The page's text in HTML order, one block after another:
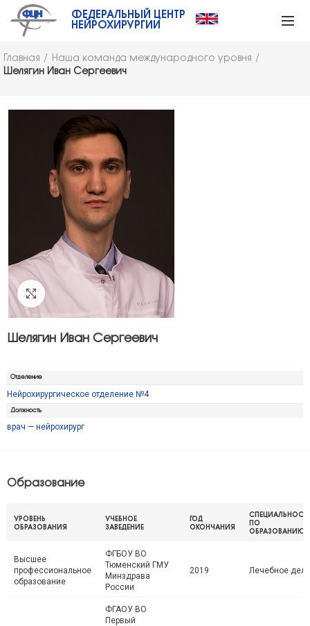
ФЕДЕРАЛЬНЫЙ ЦЕНТР
НЕЙРОХИРУРГИИ
Главная
Наша команда международного уровня
Шелягин Иван Сергеевич
Click to enlarge
Шелягин Иван Сергеевич
Отделение
Нейрохирургическое отделение №4
Должность
врач — нейрохирург
Образование
УРОВЕНЬ
ОБРАЗОВАНИЯ
УЧЕБНОЕ
ЗАВЕДЕНИЕ
ГОД
ОКОНЧАНИЯ
ПО
ОБРАЗОВАНИЮ
Высшее
профессиональное
образование
ФГБОУ ВО
Тюменский ГМУ
Минздрава
России
2019 Лечебное дело
ФГАОУ ВО
Первый